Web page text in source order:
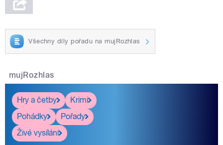
Všechny díly pořadu na mujRozhlas
mujRozhlas
Hry a četby
Krimi
Pohádky
Pořady
Živé vysílání